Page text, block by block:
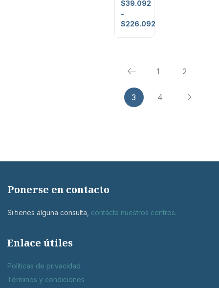
$39.092
-
$226.092
1 2
3 4
Ponerse en contacto
Si tienes alguna consulta, contácta nuestros centros.
Enlace útiles
Políticas de privacidad
Términos y condiciones